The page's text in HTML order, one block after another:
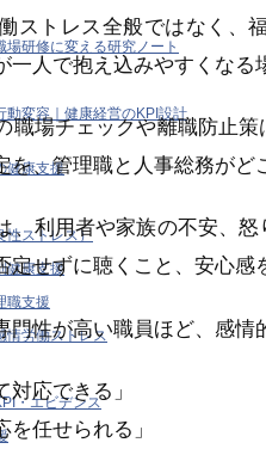
ストレス全般ではなく、
一人で抱え込みやすくなる
職場チェックや離職防止
を、管理職と人事総務が
、利用者や家族の不安、
定せずに聴くこと、安心
門性が高い職員ほど、感
対応できる」
を任せられる」
場研修に変える研究ノート
動変容｜健康経営のKPI設計
健康支援
性ストレス）
健康支援
職支援
情労働ストレス
・エビデンス